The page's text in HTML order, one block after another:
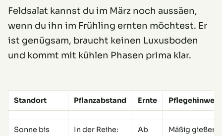
Feldsalat kannst du im März noch aussäen,
wenn du ihn im Frühling ernten möchtest. Er
ist genügsam, braucht keinen Luxusboden
und kommt mit kühlen Phasen prima klar.
Standort Pflanzabstand Ernte
Sonne bis
In der Reihe:
Ab
Mäßig gießen,